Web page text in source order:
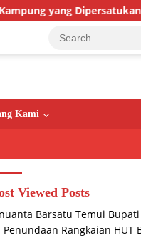
Sejarah
Kami
Viewed Posts
Barsatu Temui
Penundaan Rangkaian HUT